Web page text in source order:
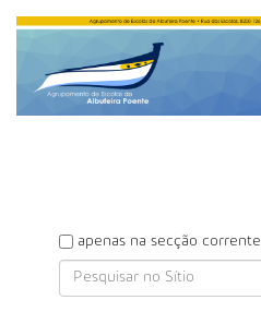
P
e
apenas na secção corrente